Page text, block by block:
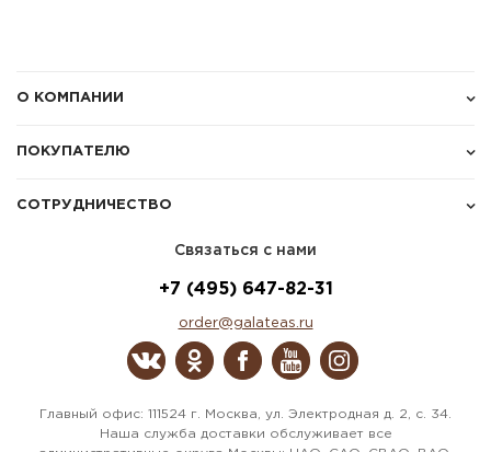
О КОМПАНИИ
ПОКУПАТЕЛЮ
СОТРУДНИЧЕСТВО
Связаться с нами
+7 (495) 647-82-31
order@galateas.ru
Главный офис: 111524 г. Москва, ул. Электродная д. 2, с. 34.
Наша служба доставки обслуживает все